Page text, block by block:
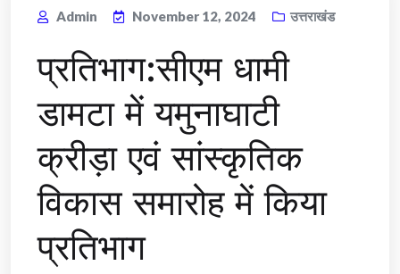
Admin November 12, 2024 उत्तराखंड
प्रतिभाग:सीएम धामी
डामटा में यमुनाघाटी
क्रीड़ा एवं सांस्कृतिक
विकास समारोह में किया
प्रतिभाग